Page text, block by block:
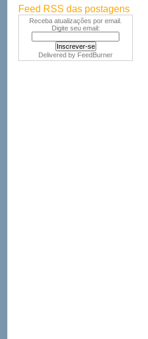
Feed RSS das postagens
Receba atualizações por email.
Digite seu email:
Delivered by FeedBurner